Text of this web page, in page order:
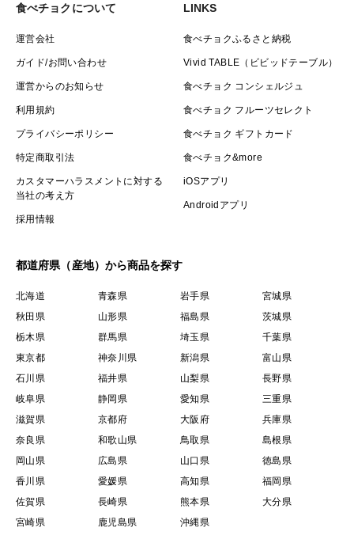
極端な奇形果や、配送中の傷みの原因となる割れやすい
ものは除外しています。）
【クール便でお届け】
鮮度を保つため、商品は必ず 「クール便（冷蔵）」
## ４．美味しく食べるための保存・調理のヒント ##
届いたいちごをさらに美味しく召し上がっていただく
①. 保存方法: 冷蔵庫の野菜室で保存し、なるべく早
くお召し上がりください。
②. おすすめの温度: 冷やしすぎると甘みが感じにく
くなります。食べる 30分〜1時間ほど前 に冷蔵庫から
出し、常温に近付けていただくと、香りや甘さが引き立
ち、一層美味しくなります。
③. 洗い方: 水に浸すと風味が落ちやすいので、食べ
る直前にサッと洗ってください。ヘタは付けたまま洗う
のがおすすめです。
食べチョクについて
運営会社
ガイド/お問い合わせ
運営からのお知らせ
利用規約
プライバシーポリシー
特定商取引法
カスタマーハラスメントに対する
当社の考え方
採用情報
LINKS
食べチョクふるさと納税
Vivid TABLE（ビビッドテーブル）
食べチョク コンシェルジュ
食べチョク フルーツセレクト
食べチョク ギフトカード
食べチョク&more
iOSアプリ
Androidアプリ
都道府県（産地）から商品を探す
北海道 青森県 岩手県
宮城県
秋田県
山形県 福島県
茨城県
栃木県
群馬県 埼玉県
千葉県
東京都
神奈川県 新潟県
富山県
石川県
福井県 山梨県
長野県
岐阜県
静岡県 愛知県
三重県
滋賀県
京都府 大阪府
兵庫県
奈良県
和歌山県 鳥取県
島根県
岡山県
広島県 山口県
徳島県
香川県
愛媛県 高知県
福岡県
佐賀県
長崎県 熊本県
大分県
宮崎県
鹿児島県 沖縄県